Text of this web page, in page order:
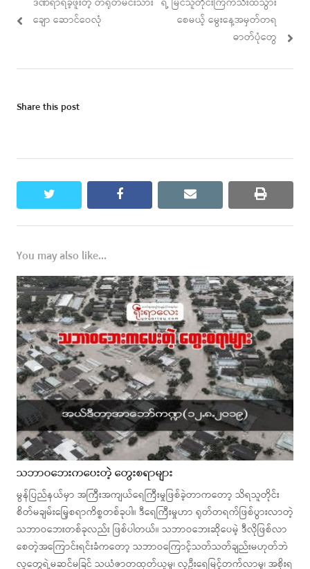
ဒဏ်ရာရခဲ့ဖူးတဲ့ တရုတ်မင်းသား
ချော ဆောင်ဝေလုံ
ရဲ့ မြင်သူတိုင်းကြက်သီးထသွား
စေမယ့် မွေးနေ့အမှတ်တရ
ဓာတ်ပုံတွေ
Share this post
twitter facebook email print
You may also like...
သဘာဝဘေးကပေးတဲ့ တွေးစရာများ
မွန်ပြည်နယ်မှာ အကြီးအကျယ်ရေကြီးမှုဖြစ်ခဲ့တာကတော့ သိရသူတိုင်း
စိတ်မချမ်းမြေ့စရာကိစ္စတစ်ခုပါ။ ဒီရေကြီးမှုဟာ ရုတ်တရက်ဖြစ်ပွားလာတဲ့
သဘာဝဘေးတစ်ခုလည်း ဖြစ်ပါတယ်။ သဘာဝဘေးဆိုပေမဲ့ ဒီလိုဖြစ်လာ
စေတဲ့အကြောင်းရင်းခံကတော့ သဘာဝကြောင့်သတ်သတ်ချည်းမဟုတ်ဘဲ
လူတွေရဲ့မဆင်မခြင် သယံဇာတထုတ်ယူမှု၊ လူဦးရေမြင့်တက်လာမှု၊ အစိုးရ